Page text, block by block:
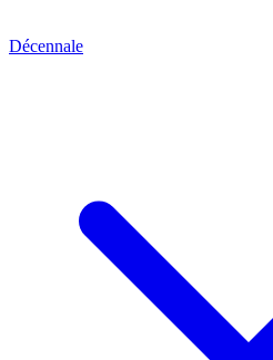
Décennale